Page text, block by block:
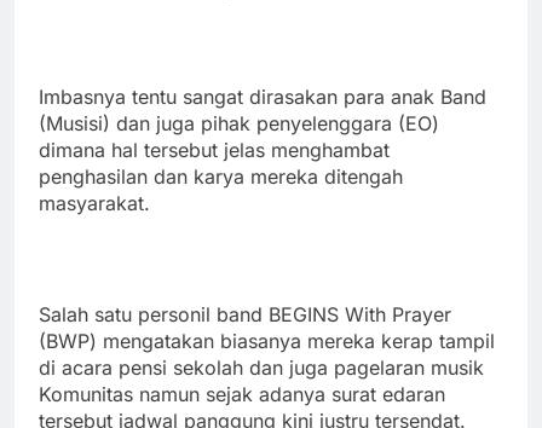
Imbasnya tentu sangat dirasakan para anak Band
(Musisi) dan juga pihak penyelenggara (EO)
dimana hal tersebut jelas menghambat
penghasilan dan karya mereka ditengah
masyarakat.
Salah satu personil band BEGINS With Prayer
(BWP) mengatakan biasanya mereka kerap tampil
di acara pensi sekolah dan juga pagelaran musik
Komunitas namun sejak adanya surat edaran
tersebut jadwal panggung kini justru tersendat.